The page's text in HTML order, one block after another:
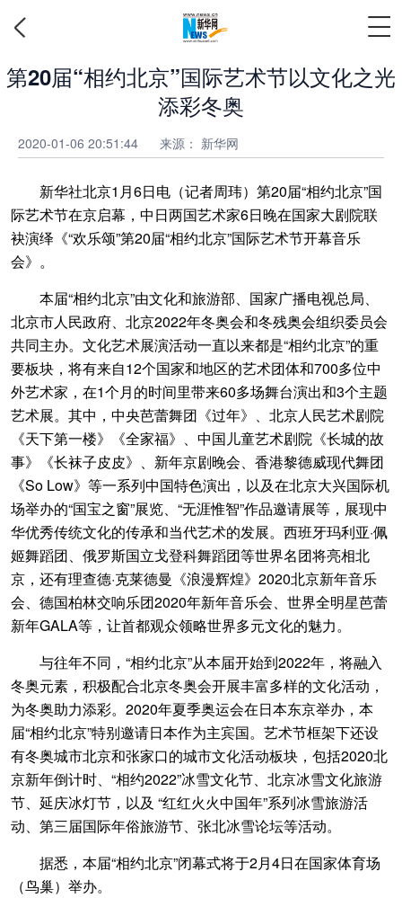
第20届“相约北京”国际艺术节以文化之光
添彩冬奥
2020-01-06 20:51:44 来源： 新华网
新华社北京1月6日电（记者周玮）第20届“相约北京”国
际艺术节在京启幕，中日两国艺术家6日晚在国家大剧院联
袂演绎《“欢乐颂”第20届“相约北京”国际艺术节开幕音乐
会》。
本届“相约北京”由文化和旅游部、国家广播电视总局、
北京市人民政府、北京2022年冬奥会和冬残奥会组织委员会
共同主办。文化艺术展演活动一直以来都是“相约北京”的重
要板块，将有来自12个国家和地区的艺术团体和700多位中
外艺术家，在1个月的时间里带来60多场舞台演出和3个主题
艺术展。其中，中央芭蕾舞团《过年》、北京人民艺术剧院
《天下第一楼》《全家福》、中国儿童艺术剧院《长城的故
事》《长袜子皮皮》、新年京剧晚会、香港黎德威现代舞团
《So Low》等一系列中国特色演出，以及在北京大兴国际机
场举办的“国宝之窗”展览、“无涯惟智”作品邀请展等，展现中
华优秀传统文化的传承和当代艺术的发展。西班牙玛利亚·佩
姬舞蹈团、俄罗斯国立戈登科舞蹈团等世界名团将亮相北
京，还有理查德·克莱德曼《浪漫辉煌》2020北京新年音乐
会、德国柏林交响乐团2020年新年音乐会、世界全明星芭蕾
新年GALA等，让首都观众领略世界多元文化的魅力。
与往年不同，“相约北京”从本届开始到2022年，将融入
冬奥元素，积极配合北京冬奥会开展丰富多样的文化活动，
为冬奥助力添彩。2020年夏季奥运会在日本东京举办，本
届“相约北京”特别邀请日本作为主宾国。艺术节框架下还设
有冬奥城市北京和张家口的城市文化活动板块，包括2020北
京新年倒计时、“相约2022”冰雪文化节、北京冰雪文化旅游
节、延庆冰灯节，以及 “红红火火中国年”系列冰雪旅游活
动、第三届国际年俗旅游节、张北冰雪论坛等活动。
据悉，本届“相约北京”闭幕式将于2月4日在国家体育场
（鸟巢）举办。